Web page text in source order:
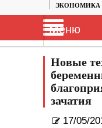
ЭКОНОМИКА
Меню
Новые
зачатия
17/05/